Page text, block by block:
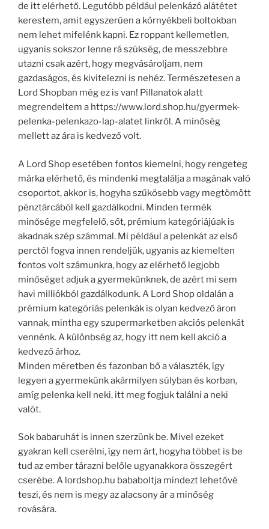
de itt elérhető. Legutóbb például pelenkázó alátétet
kerestem, amit egyszerűen a környékbeli boltokban
nem lehet mifelénk kapni. Ez roppant kellemetlen,
ugyanis sokszor lenne rá szükség, de messzebbre
utazni csak azért, hogy megvásároljam, nem
gazdaságos, és kivitelezni is nehéz. Természetesen a
Lord Shopban még ez is van! Pillanatok alatt
megrendeltem a https://www.lord.shop.hu/gyermek-
pelenka-pelenkazo-lap-alatet linkről. A minőség
mellett az ára is kedvező volt.
A Lord Shop esetében fontos kiemelni, hogy rengeteg
márka elérhető, és mindenki megtalálja a magának való
csoportot, akkor is, hogyha szűkösebb vagy megtömött
pénztárcából kell gazdálkodni. Minden termék
minősége megfelelő, sőt, prémium kategóriájúak is
akadnak szép számmal. Mi például a pelenkát az első
perctől fogva innen rendeljük, ugyanis az kiemelten
fontos volt számunkra, hogy az elérhető legjobb
minőséget adjuk a gyermekünknek, de azért mi sem
havi milliókból gazdálkodunk. A Lord Shop oldalán a
prémium kategóriás pelenkák is olyan kedvező áron
vannak, mintha egy szupermarketben akciós pelenkát
vennénk. A különbség az, hogy itt nem kell akció a
kedvező árhoz.
Minden méretben és fazonban bő a választék, így
legyen a gyermekünk akármilyen súlyban és korban,
amíg pelenka kell neki, itt meg fogjuk találni a neki
valót.
Sok babaruhát is innen szerzünk be. Mivel ezeket
gyakran kell cserélni, így nem árt, hogyha többet is be
tud az ember tárazni belőle ugyanakkora összegért
cserébe. A lordshop.hu bababoltja mindezt lehetővé
teszi, és nem is megy az alacsony ár a minőség
rovására.